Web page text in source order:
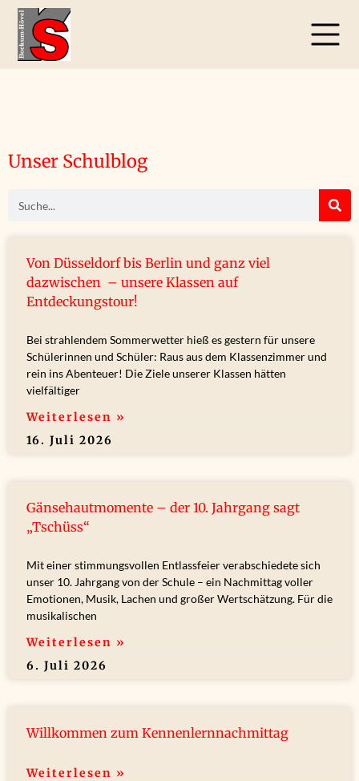
Unser Schulblog
Von Düsseldorf bis Berlin und ganz viel
dazwischen – unsere Klassen auf
Entdeckungstour!
Bei strahlendem Sommerwetter hieß es gestern für unsere
Schülerinnen und Schüler: Raus aus dem Klassenzimmer und
rein ins Abenteuer! Die Ziele unserer Klassen hätten
vielfältiger
Weiterlesen »
16. Juli 2026
Gänsehautmomente – der 10. Jahrgang sagt
„Tschüss“
Mit einer stimmungsvollen Entlassfeier verabschiedete sich
unser 10. Jahrgang von der Schule – ein Nachmittag voller
Emotionen, Musik, Lachen und großer Wertschätzung. Für die
musikalischen
Weiterlesen »
6. Juli 2026
Willkommen zum Kennenlernnachmittag
Weiterlesen »